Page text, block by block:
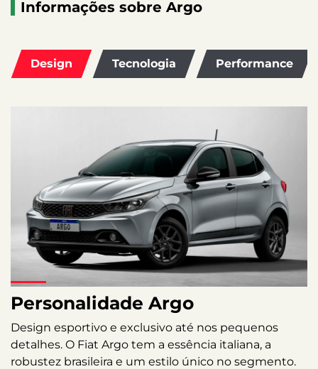
Informações sobre Argo
Design Tecnologia Performance
Personalidade Argo
Design esportivo e exclusivo até nos pequenos
detalhes. O Fiat Argo tem a essência italiana, a
robustez brasileira e um estilo único no segmento.